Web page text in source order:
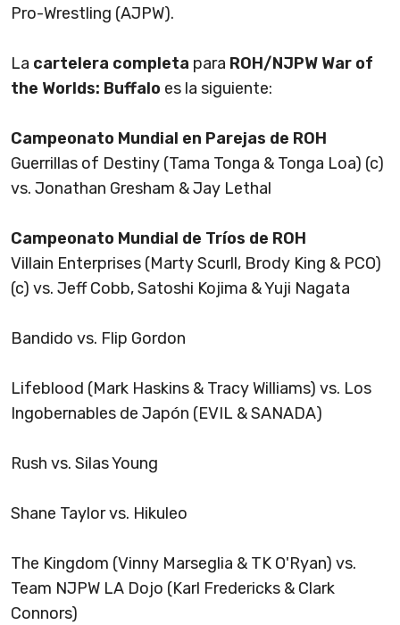
Pro-Wrestling (AJPW).
La cartelera completa para ROH/NJPW War of
the Worlds: Buffalo es la siguiente:
Campeonato Mundial en Parejas de ROH
Guerrillas of Destiny (Tama Tonga & Tonga Loa) (c)
vs. Jonathan Gresham & Jay Lethal
Campeonato Mundial de Tríos de ROH
Villain Enterprises (Marty Scurll, Brody King & PCO)
(c) vs. Jeff Cobb, Satoshi Kojima & Yuji Nagata
Bandido vs. Flip Gordon
Lifeblood (Mark Haskins & Tracy Williams) vs. Los
Ingobernables de Japón (EVIL & SANADA)
Rush vs. Silas Young
Shane Taylor vs. Hikuleo
The Kingdom (Vinny Marseglia & TK O'Ryan) vs.
Team NJPW LA Dojo (Karl Fredericks & Clark
Connors)